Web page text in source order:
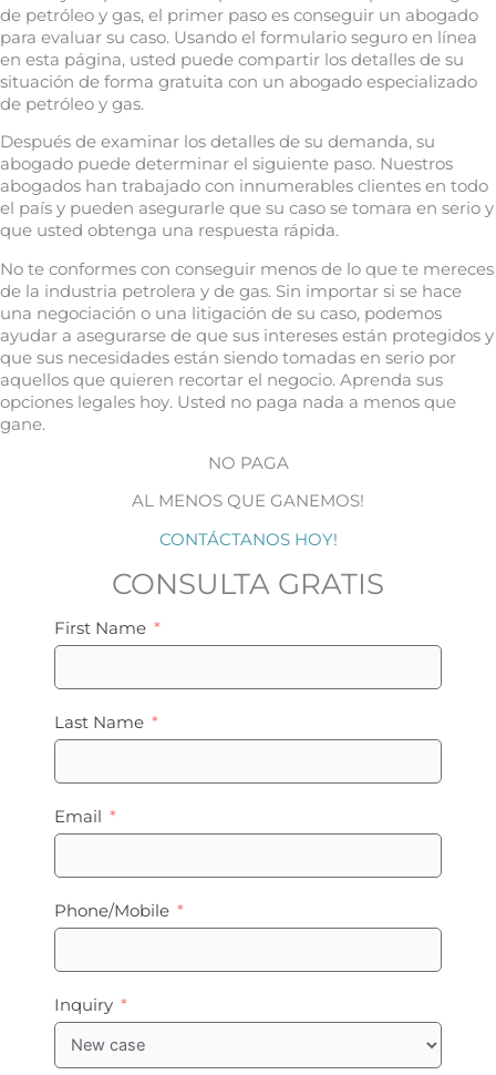
de petróleo y gas, el primer paso es conseguir un abogado
para evaluar su caso. Usando el formulario seguro en línea
en esta página, usted puede compartir los detalles de su
situación de forma gratuita con un abogado especializado
de petróleo y gas.
Después de examinar los detalles de su demanda, su
abogado puede determinar el siguiente paso. Nuestros
abogados han trabajado con innumerables clientes en todo
el país y pueden asegurarle que su caso se tomara en serio y
que usted obtenga una respuesta rápida.
No te conformes con conseguir menos de lo que te mereces
de la industria petrolera y de gas. Sin importar si se hace
una negociación o una litigación de su caso, podemos
ayudar a asegurarse de que sus intereses están protegidos y
que sus necesidades están siendo tomadas en serio por
aquellos que quieren recortar el negocio. Aprenda sus
opciones legales hoy. Usted no paga nada a menos que
gane.
NO PAGA
AL MENOS QUE GANEMOS!
CONTÁCTANOS HOY!
CONSULTA GRATIS
First Name
Last Name
Email
Phone/Mobile
Inquiry